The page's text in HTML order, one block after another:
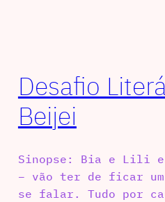
Desafio
Beijei
Sinopse: Bia e Lili
– vão ter de ficar
se falar. Tudo por